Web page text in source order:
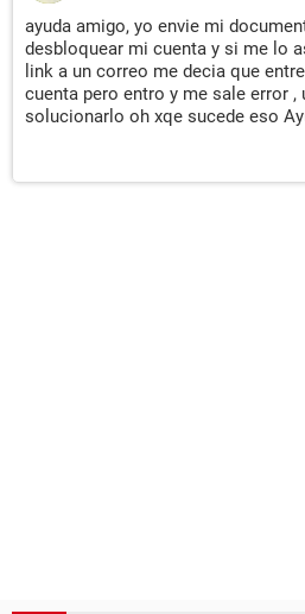
ayuda amigo, yo envie mi
desbloquear mi cuenta y si me lo
link a un correo me decia que
cuenta pero entro y me sale error ,
solucionarlo oh xqe sucede eso